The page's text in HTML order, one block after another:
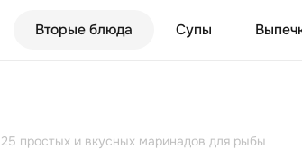
Вторые блюда Супы
25 простых и вкусных маринадов для рыбы